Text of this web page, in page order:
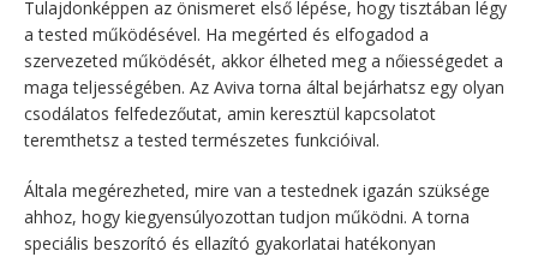
Tulajdonképpen az önismeret első lépése, hogy tisztában légy
a tested működésével. Ha megérted és elfogadod a
szervezeted működését, akkor élheted meg a nőiességedet a
maga teljességében. Az Aviva torna által bejárhatsz egy olyan
csodálatos felfedezőutat, amin keresztül kapcsolatot
teremthetsz a tested természetes funkcióival.
Általa megérezheted, mire van a testednek igazán szüksége
ahhoz, hogy kiegyensúlyozottan tudjon működni. A torna
speciális beszorító és ellazító gyakorlatai hatékonyan